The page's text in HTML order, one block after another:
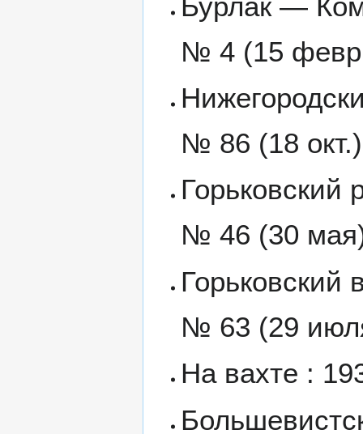
№ 4 (15
№ 86 (18 окт.)
№ 46 (30
№ 63 (29
На вахте :